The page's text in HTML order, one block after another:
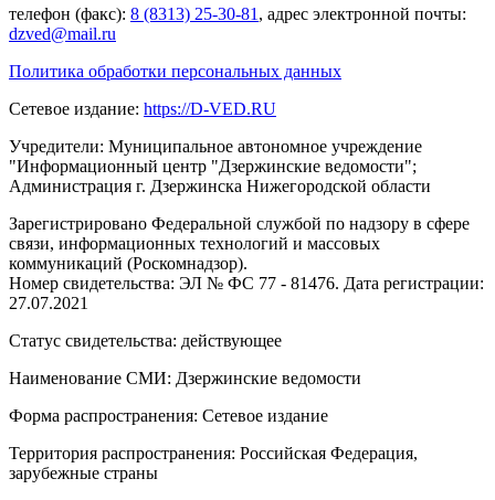
телефон (факс): 8 (8313) 25-30-81 , адрес электронной почты:
dzved@mail.ru
Политика обработки персональных данных
Сетевое издание: https://D-VED.RU
Учредители: Муниципальное автономное учреждение
"Информационный центр "Дзержинские ведомости";
Администрация г. Дзержинска Нижегородской области
Зарегистрировано Федеральной службой по надзору в сфере
связи, информационных технологий и массовых
коммуникаций (Роскомнадзор).
Номер свидетельства: ЭЛ № ФС 77 - 81476. Дата регистрации:
27.07.2021
Статус свидетельства: действующее
Наименование СМИ: Дзержинские ведомости
Форма распространения: Сетевое издание
Территория распространения: Российская Федерация,
зарубежные страны